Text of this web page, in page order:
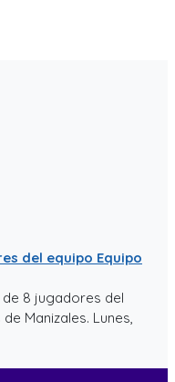
del equipo Equipo
8 jugadores del
Manizales. Lunes,